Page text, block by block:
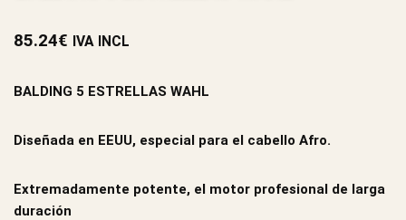
85.24€ IVA INCL
BALDING 5 ESTRELLAS WAHL
Diseñada en EEUU, especial para el cabello Afro.
Extremadamente potente, el motor profesional de larga
duración